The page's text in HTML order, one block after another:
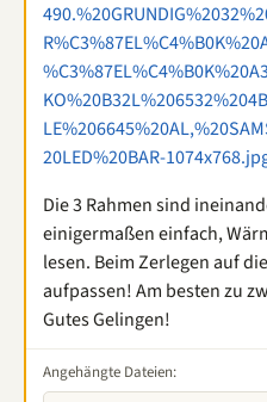
20LED%20BAR-
Die 3 Rahmen sind
einigermaßen einfach,
lesen. Beim Zerlegen auf
aufpassen! Am besten zu
Gutes Gelingen!
Angehängte Dateien: